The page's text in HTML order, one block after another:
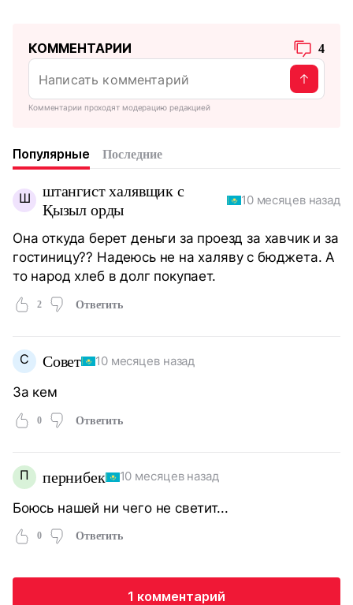
КОММЕНТАРИИ 4
Комментарии проходят модерацию редакцией
Популярные Последние
Ш
штангист халявщик с
Қызыл орды
10 месяцев назад
Она откуда берет деньги за проезд за хавчик и за
гостиницу?? Надеюсь не на халяву с бюджета. А
то народ хлеб в долг покупает.
2 Ответить
С Совет 10 месяцев назад
За кем
0 Ответить
П пернибек 10 месяцев назад
Боюсь нашей ни чего не светит...
0 Ответить
1 комментарий